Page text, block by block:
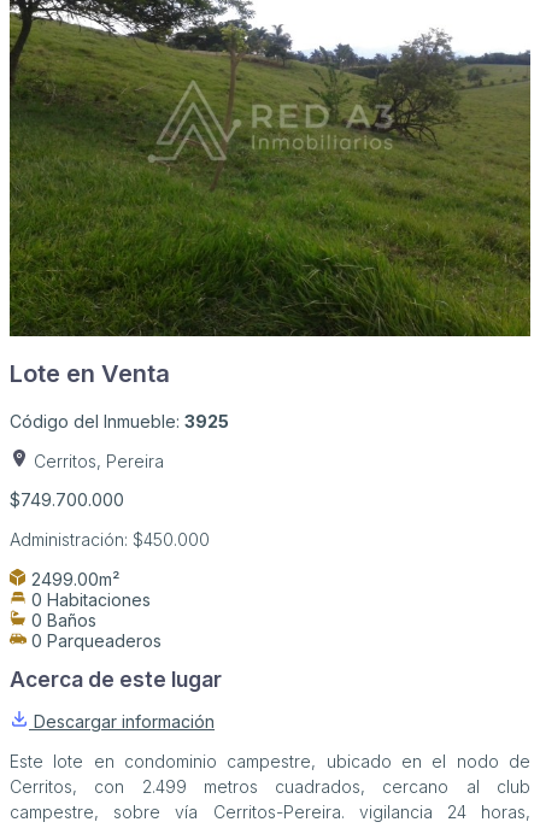
Lote en Venta
Código del Inmueble: 3925
Cerritos, Pereira
$749.700.000
Administración: $450.000
2499.00m²
0 Habitaciones
0 Baños
0 Parqueaderos
Acerca de este lugar
Descargar información
Este lote en condominio campestre, ubicado en el nodo de
Cerritos, con 2.499 metros cuadrados, cercano al club
campestre, sobre vía Cerritos-Pereira. vigilancia 24 horas,